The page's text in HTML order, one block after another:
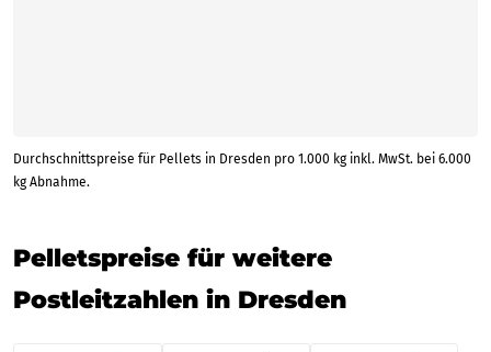
Durchschnittspreise für Pellets in Dresden pro 1.000 kg inkl. MwSt. bei 6.000
kg Abnahme.
Pelletspreise für weitere
Postleitzahlen in Dresden